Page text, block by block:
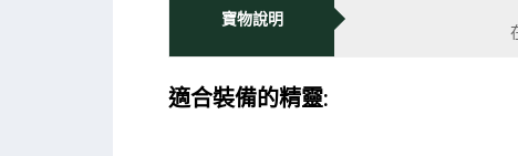
寶物說明
適合裝備的精靈: